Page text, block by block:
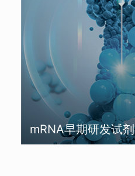
mRNA早期研发试剂